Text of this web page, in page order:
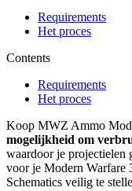
Requirements
Het proces
Contents
Requirements
Het proces
Koop MWZ Ammo
mogelijkheid om
waardoor je projectielen
voor je Modern Warfare
Schematics veilig te